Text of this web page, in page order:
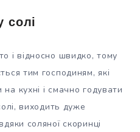
солі
і відносно швидко, тому
тим господиням, які
кухні і смачно годувати
виходить дуже
соляної скоринці